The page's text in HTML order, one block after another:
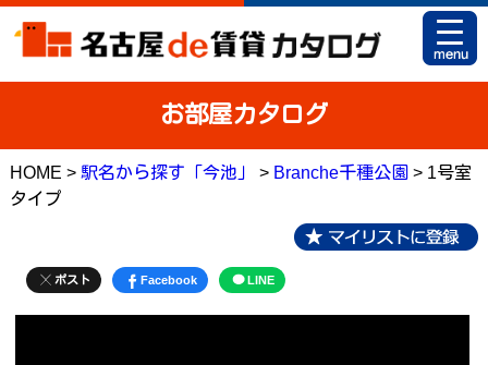
お部屋カタログ
HOME > 駅名から探す「今池」 > Branche千種公園 > 1号室
タイプ
ポスト Facebook LINE
駅名から探す
地図から探す
マイリスト